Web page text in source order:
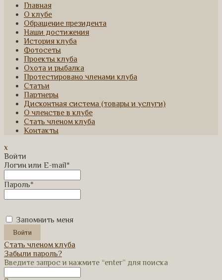
Главная
О клубе
Обращение президента
Наши достижения
История клуба
Фотосеты
Проекты клуба
Охота и рыбалка
Протестировано членами клуба
Статьи
Партнеры
Дисконтная система (товары и услуги)
О членстве в клубе
Стать членом клуба
Контакты
x
Войти
Логин или E-mail*
Пароль*
Запомнить меня
Стать членом клуба
Забыли пароль?
Введите запрос и нажмите “enter” для поиска